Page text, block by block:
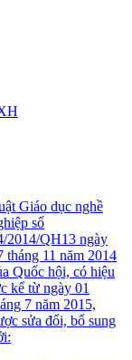
Giáo dục nghề
số
2014/QH13 ngày
tháng 11 năm 2014
Quốc hội, có hiệu
kể từ ngày 01
7 năm 2015,
sửa đổi, bổ sung